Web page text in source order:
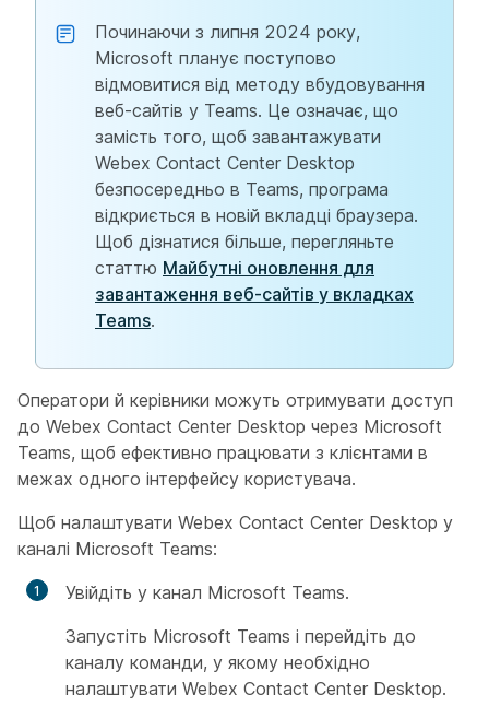
Починаючи з липня 2024 року,
Microsoft планує поступово
відмовитися від методу вбудовування
веб-сайтів у Teams. Це означає, що
замість того, щоб завантажувати
Webex Contact Center Desktop
безпосередньо в Teams, програма
відкриється в новій вкладці браузера.
Щоб дізнатися більше, перегляньте
статтю Майбутні оновлення для
завантаження веб-сайтів у вкладках
Teams.
Оператори й керівники можуть отримувати доступ
до Webex Contact Center Desktop через Microsoft
Teams, щоб ефективно працювати з клієнтами в
межах одного інтерфейсу користувача.
Щоб налаштувати Webex Contact Center Desktop у
каналі Microsoft Teams:
Увійдіть у канал Microsoft Teams.
Запустіть Microsoft Teams і перейдіть до
каналу команди, у якому необхідно
налаштувати Webex Contact Center Desktop.